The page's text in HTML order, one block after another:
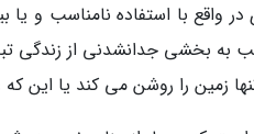
در واقع با استفاده نامناسب و
به بخشی جدانشدنی از زندگی
زمین را روشن می کند یا این